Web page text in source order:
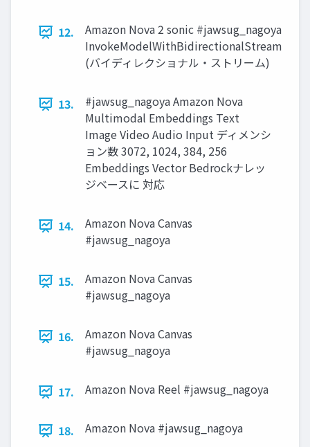
12.
Amazon Nova 2 sonic #jawsug_nagoya
InvokeModelWithBidirectionalStream
(バイディレクショナル・ストリーム)
13.
#jawsug_nagoya Amazon Nova
Multimodal Embeddings Text
Image Video Audio Input ディメンシ
ョン数 3072, 1024, 384, 256
Embeddings Vector Bedrockナレッ
ジベースに 対応
14.
Amazon Nova Canvas
#jawsug_nagoya
15.
Amazon Nova Canvas
#jawsug_nagoya
16.
Amazon Nova Canvas
#jawsug_nagoya
17. Amazon Nova Reel #jawsug_nagoya
18. Amazon Nova #jawsug_nagoya